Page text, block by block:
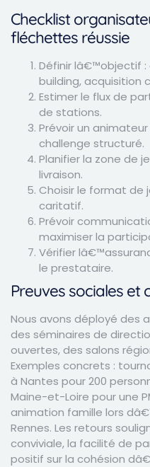
Checklist
fléchettes réussie
Définir lâ€™objectif
building, acquisition
Estimer le flux de
de stations.
Prévoir un
challenge structuré.
Planifier la zone de
livraison.
Choisir le format de
caritatif.
Prévoir
maximiser la
Vérifier
le prestataire.
Preuves sociales et
Nous avons déployé des
des séminaires de
ouvertes, des salons
Exemples concrets :
à Nantes pour 200
Maine-et-Loire pour une
animation famille lors
Rennes. Les retours
conviviale, la facilité de
positif sur la cohésion